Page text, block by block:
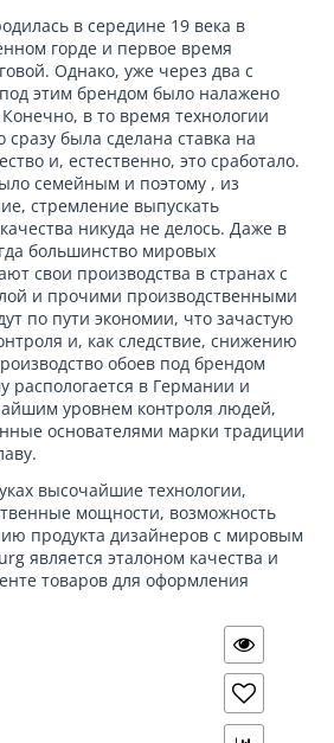
в середине 19 века в
горде и первое время
Однако, уже через два с
этим брендом было налажено
в то время технологии
была сделана ставка на
и, естественно, это сработало.
семейным и поэтому , из
стремление выпускать
никуда не делось. Даже в
большинство мировых
свои производства в странах с
и прочими производственными
по пути экономии, что зачастую
и, как следствие, снижению
обоев под брендом
в Германии и
уровнем контроля людей,
основателями марки традиции
высочайшие технологии,
мощности, возможность
продукта дизайнеров с мировым
является эталоном качества и
товаров для оформления